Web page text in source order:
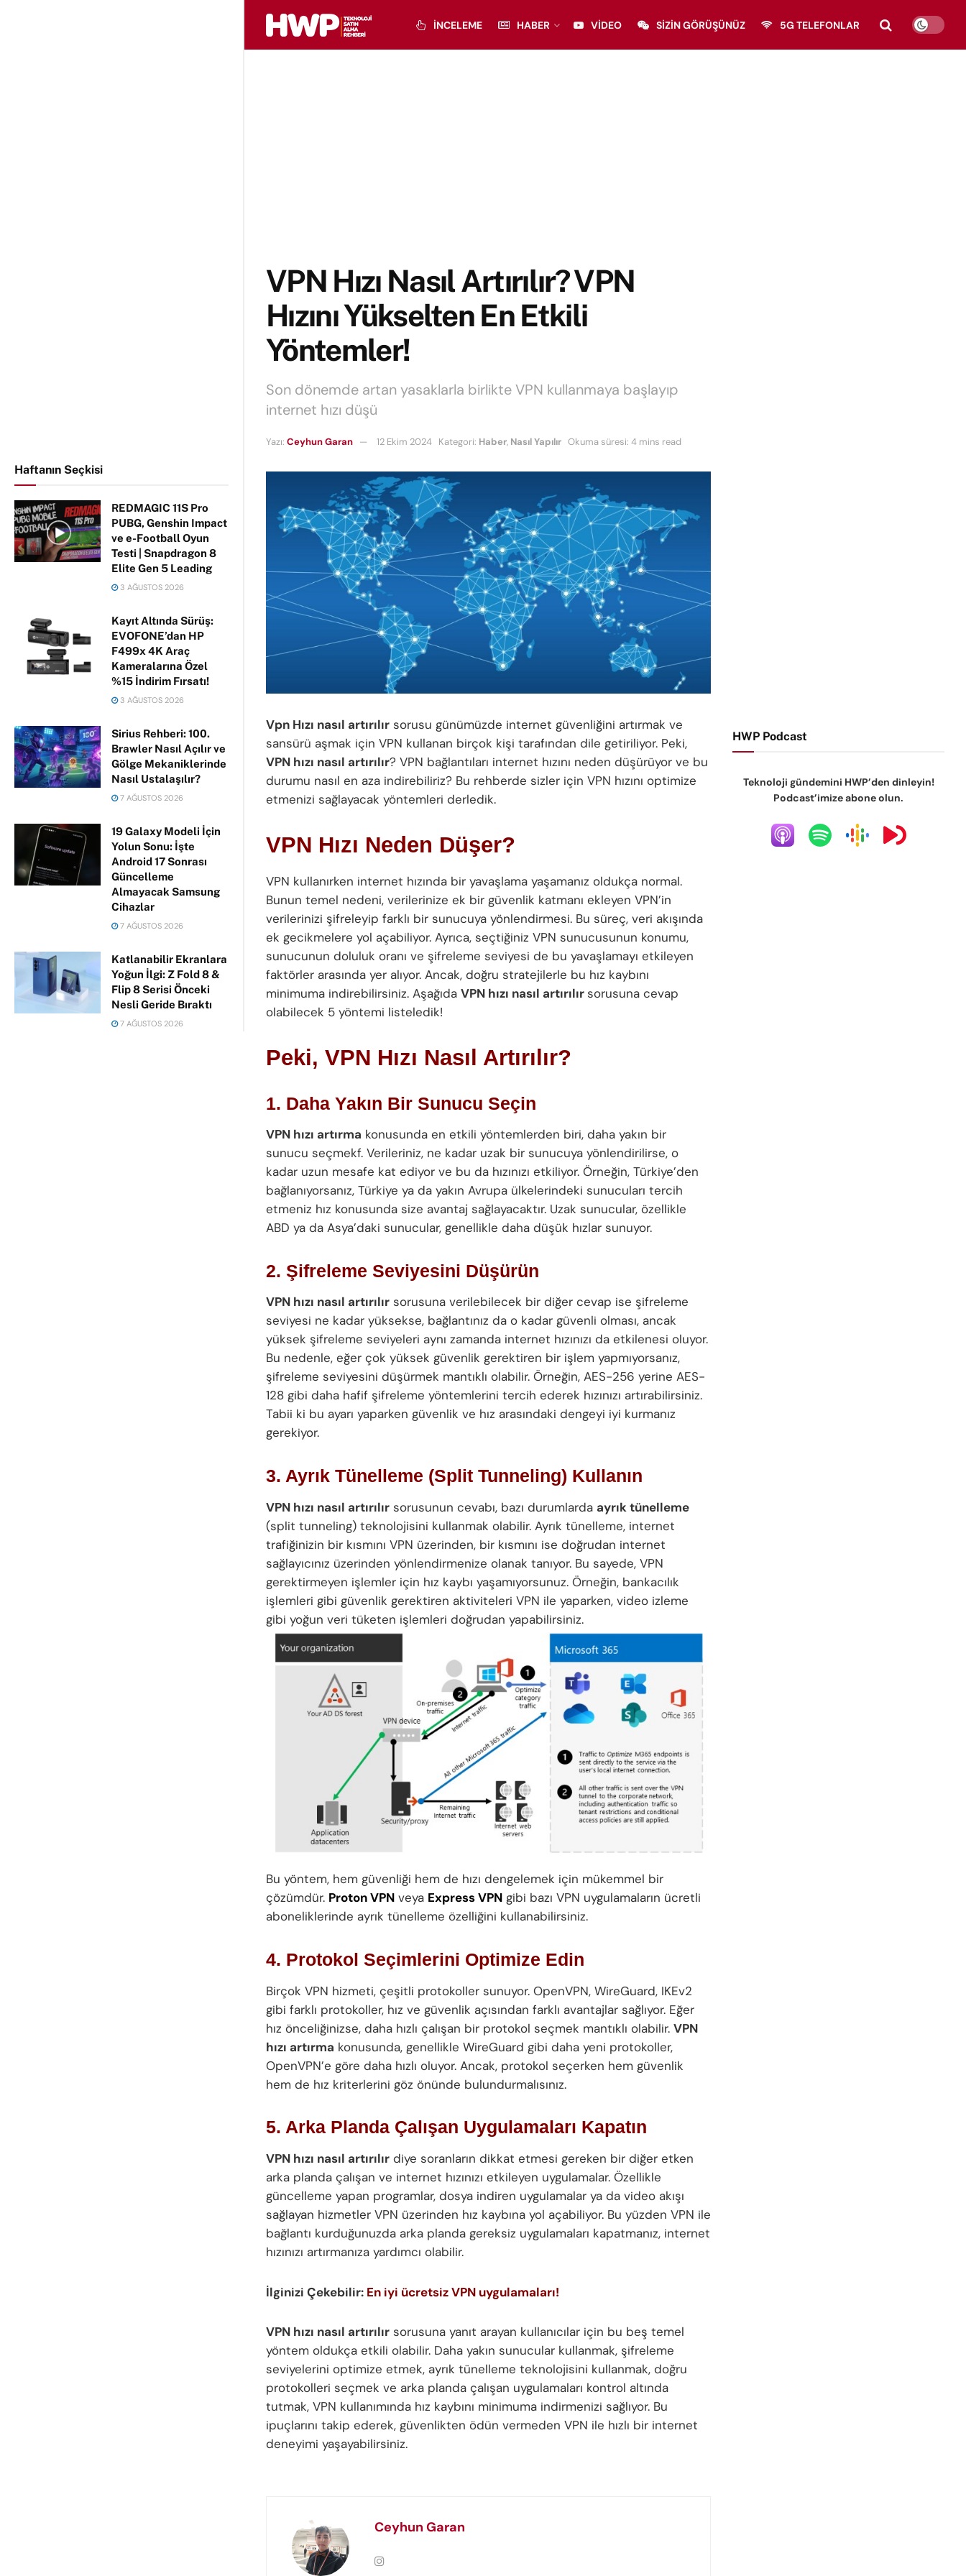
Haftanın Seçkisi
REDMAGIC 11S Pro
PUBG, Genshin Impact
ve e-Football Oyun
Testi | Snapdragon 8
Elite Gen 5 Leading
3 AĞUSTOS 2026
Kayıt Altında Sürüş:
EVOFONE’dan HP
F499x 4K Araç
Kameralarına Özel
%15 İndirim Fırsatı!
3 AĞUSTOS 2026
Sirius Rehberi: 100.
Brawler Nasıl Açılır ve
Gölge Mekaniklerinde
Nasıl Ustalaşılır?
7 AĞUSTOS 2026
19 Galaxy Modeli İçin
Yolun Sonu: İşte
Android 17 Sonrası
Güncelleme
Almayacak Samsung
Cihazlar
7 AĞUSTOS 2026
Katlanabilir Ekranlara
Yoğun İlgi: Z Fold 8 &
Flip 8 Serisi Önceki
Nesli Geride Bıraktı
7 AĞUSTOS 2026
İNCELEME HABER VIDEO SIZIN GÖRÜŞÜNÜZ 5G TELEFONLAR
VPN Hızı Nasıl Artırılır? VPN
Hızını Yükselten En Etkili
Yöntemler!
Son dönemde artan yasaklarla birlikte VPN kullanmaya başlayıp
internet hızı düşü
Yazı: Ceyhun Garan 12 Ekim 2024 Kategori: Haber, Nasıl Yapılır Okuma süresi: 4 mins read
Vpn Hızı nasıl artırılır sorusu günümüzde internet güvenliğini artırmak ve
sansürü aşmak için VPN kullanan birçok kişi tarafından dile getiriliyor. Peki,
VPN hızı nasıl artırılır? VPN bağlantıları internet hızını neden düşürüyor ve bu
durumu nasıl en aza indirebiliriz? Bu rehberde sizler için VPN hızını optimize
etmenizi sağlayacak yöntemleri derledik.
VPN Hızı Neden Düşer?
VPN kullanırken internet hızında bir yavaşlama yaşamanız oldukça normal.
Bunun temel nedeni, verilerinize ek bir güvenlik katmanı ekleyen VPN’in
verilerinizi şifreleyip farklı bir sunucuya yönlendirmesi. Bu süreç, veri akışında
ek gecikmelere yol açabiliyor. Ayrıca, seçtiğiniz VPN sunucusunun konumu,
sunucunun doluluk oranı ve şifreleme seviyesi de bu yavaşlamayı etkileyen
faktörler arasında yer alıyor. Ancak, doğru stratejilerle bu hız kaybını
minimuma indirebilirsiniz. Aşağıda VPN hızı nasıl artırılırsorusuna cevap
olabilecek 5 yöntemi listeledik!
Peki, VPN Hızı Nasıl Artırılır?
1. Daha Yakın Bir Sunucu Seçin
VPN hızı artırma konusunda en etkili yöntemlerden biri, daha yakın bir
sunucu seçmekf. Verileriniz, ne kadar uzak bir sunucuya yönlendirilirse, o
kadar uzun mesafe kat ediyor ve bu da hızınızı etkiliyor. Örneğin, Türkiye’den
bağlanıyorsanız, Türkiye ya da yakın Avrupa ülkelerindeki sunucuları tercih
etmeniz hız konusunda size avantaj sağlayacaktır. Uzak sunucular, özellikle
ABD ya da Asya’daki sunucular, genellikle daha düşük hızlar sunuyor.
2. Şifreleme Seviyesini Düşürün
VPN hızı nasıl artırılır sorusuna verilebilecek bir diğer cevap ise şifreleme
seviyesi ne kadar yüksekse, bağlantınız da o kadar güvenli olması, ancak
yüksek şifreleme seviyeleri aynı zamanda internet hızınızı da etkilenesi oluyor.
Bu nedenle, eğer çok yüksek güvenlik gerektiren bir işlem yapmıyorsanız,
şifreleme seviyesini düşürmek mantıklı olabilir. Örneğin, AES-256 yerine AES-
128 gibi daha hafif şifreleme yöntemlerini tercih ederek hızınızı artırabilirsiniz.
Tabii ki bu ayarı yaparken güvenlik ve hız arasındaki dengeyi iyi kurmanız
gerekiyor.
3. Ayrık Tünelleme (Split Tunneling) Kullanın
VPN hızı nasıl artırılır sorusunun cevabı, bazı durumlarda ayrık tünelleme
(split tunneling) teknolojisini kullanmak olabilir. Ayrık tünelleme, internet
trafiğinizin bir kısmını VPN üzerinden, bir kısmını ise doğrudan internet
sağlayıcınız üzerinden yönlendirmenize olanak tanıyor. Bu sayede, VPN
gerektirmeyen işlemler için hız kaybı yaşamıyorsunuz. Örneğin, bankacılık
işlemleri gibi güvenlik gerektiren aktiviteleri VPN ile yaparken, video izleme
gibi yoğun veri tüketen işlemleri doğrudan yapabilirsiniz.
Bu yöntem, hem güvenliği hem de hızı dengelemek için mükemmel bir
çözümdür. Proton VPN veya Express VPN gibi bazı VPN uygulamaların ücretli
aboneliklerinde ayrık tünelleme özelliğini kullanabilirsiniz.
4. Protokol Seçimlerini Optimize Edin
Birçok VPN hizmeti, çeşitli protokoller sunuyor. OpenVPN, WireGuard, IKEv2
gibi farklı protokoller, hız ve güvenlik açısından farklı avantajlar sağlıyor. Eğer
hız önceliğinizse, daha hızlı çalışan bir protokol seçmek mantıklı olabilir. VPN
hızı artırma konusunda, genellikle WireGuard gibi daha yeni protokoller,
OpenVPN’e göre daha hızlı oluyor. Ancak, protokol seçerken hem güvenlik
hem de hız kriterlerini göz önünde bulundurmalısınız.
5. Arka Planda Çalışan Uygulamaları Kapatın
VPN hızı nasıl artırılır diye soranların dikkat etmesi gereken bir diğer etken
arka planda çalışan ve internet hızınızı etkileyen uygulamalar. Özellikle
güncelleme yapan programlar, dosya indiren uygulamalar ya da video akışı
sağlayan hizmetler VPN üzerinden hız kaybına yol açabiliyor. Bu yüzden VPN ile
bağlantı kurduğunuzda arka planda gereksiz uygulamaları kapatmanız, internet
hızınızı artırmanıza yardımcı olabilir.
İlginizi Çekebilir: En iyi ücretsiz VPN uygulamaları!
VPN hızı nasıl artırılır sorusuna yanıt arayan kullanıcılar için bu beş temel
yöntem oldukça etkili olabilir. Daha yakın sunucular kullanmak, şifreleme
seviyelerini optimize etmek, ayrık tünelleme teknolojisini kullanmak, doğru
protokolleri seçmek ve arka planda çalışan uygulamaları kontrol altında
tutmak, VPN kullanımında hız kaybını minimuma indirmenizi sağlıyor. Bu
ipuçlarını takip ederek, güvenlikten ödün vermeden VPN ile hızlı bir internet
deneyimi yaşayabilirsiniz.
Ceyhun Garan
HWP Podcast
Teknoloji gündemini HWP’den dinleyin!
Podcast’imize abone olun.